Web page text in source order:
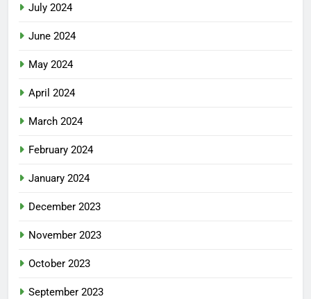
July 2024
June 2024
May 2024
April 2024
March 2024
February 2024
January 2024
December 2023
November 2023
October 2023
September 2023